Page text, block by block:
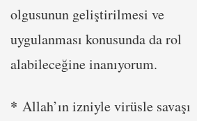
olgusunun geliştirilmesi ve
uygulanması konusunda da rol
alabileceğine inanıyorum.
* Allah’ın izniyle virüsle savaşı